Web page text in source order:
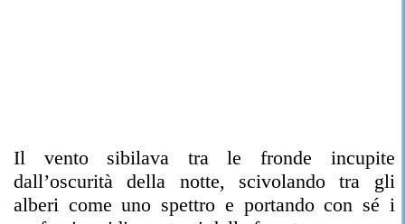
Il vento sibilava tra le fronde incupite
dall’oscurità della notte, scivolando tra gli
alberi come uno spettro e portando con sé i